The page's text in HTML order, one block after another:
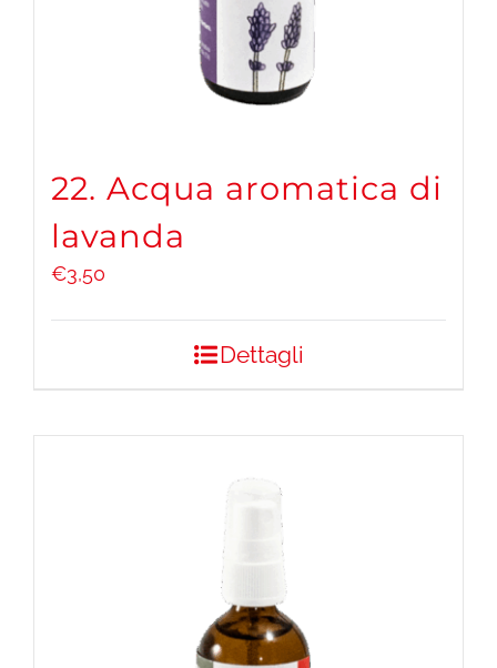
22. Acqua aromatica di
lavanda
€3,50
Dettagli